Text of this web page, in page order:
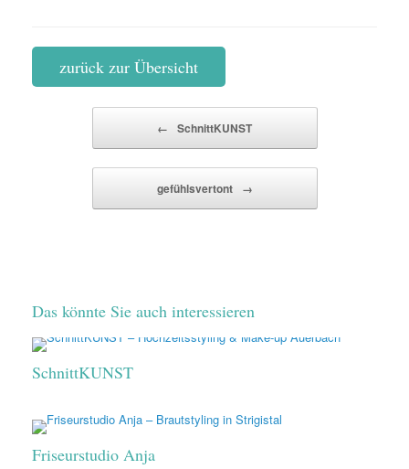
zurück zur Übersicht
← SchnittKUNST
gefühlsvertont →
Das könnte Sie auch interessieren
SchnittKUNST
Friseurstudio Anja